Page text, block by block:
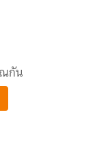
กัน